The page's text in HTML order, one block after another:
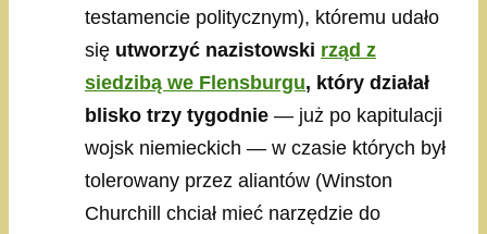
testamencie politycznym), któremu udało
się utworzyć nazistowski rząd z
siedzibą we Flensburgu, który działał
blisko trzy tygodnie — już po kapitulacji
wojsk niemieckich — w czasie których był
tolerowany przez aliantów (Winston
Churchill chciał mieć narzędzie do